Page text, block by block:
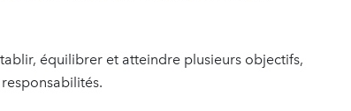
équilibrer et atteindre plusieurs objectifs,